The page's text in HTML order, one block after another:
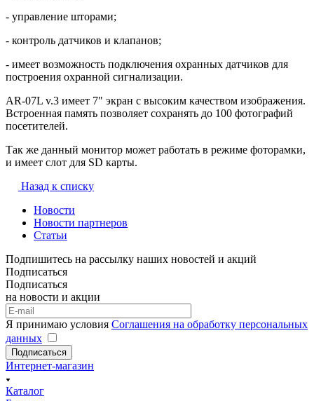
- управление шторами;
- контроль датчиков и клапанов;
- имеет возможность подключения охранных датчиков для
построения охранной сигнализации.
AR-07L v.3 имеет 7" экран с высоким качеством изображения.
Встроенная память позволяет сохранять до 100 фотографий
посетителей.
Так же данный монитор может работать в режиме фоторамки,
и имеет слот для SD карты.
Назад к списку
Новости
Новости партнеров
Статьи
Подпишитесь на рассылку наших новостей и акций
Подписаться
Подписаться
на новости и акции
Я принимаю условия Соглашения на обработку персональных
данных
Подписаться
Интернет-магазин
Каталог